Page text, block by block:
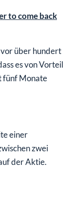
to come back
über hundert
es von Vorteil
fünf Monate
einer
zwei
der Aktie.